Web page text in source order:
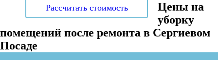
Рассчитать стоимость
Цены на
уборку
помещений после ремонта в Сергиевом
Посаде